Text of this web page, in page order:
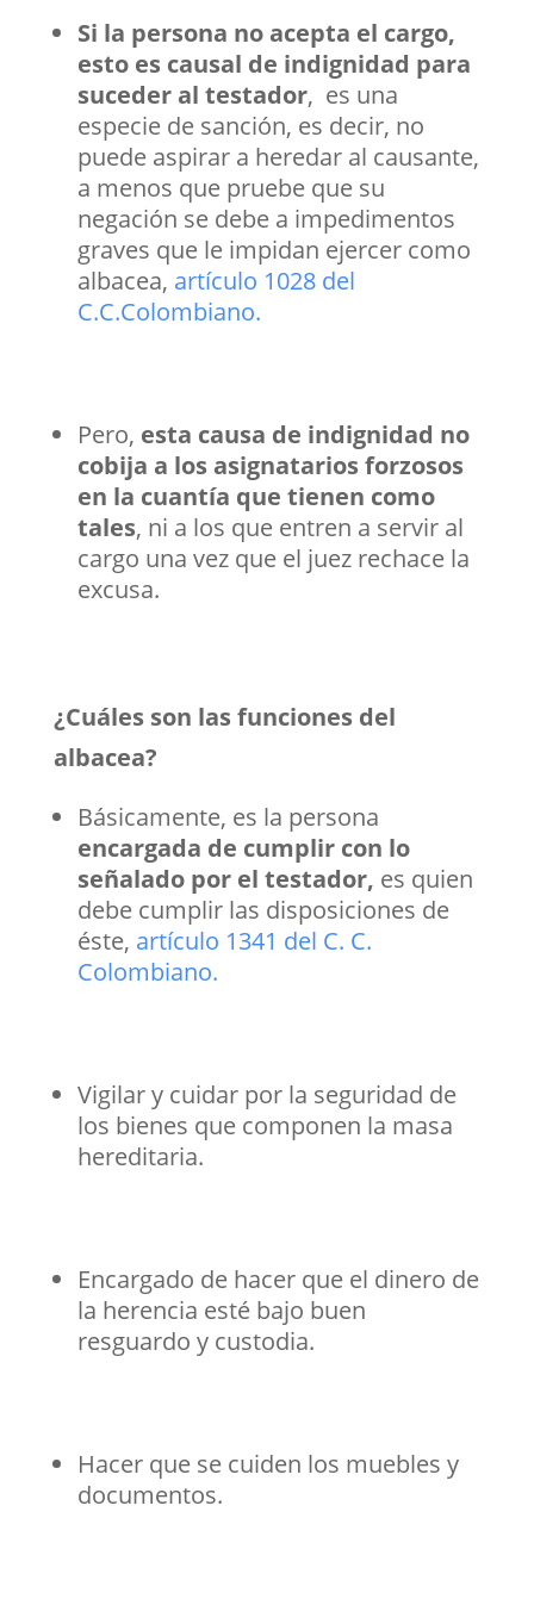
Si la persona no acepta el cargo,
esto es causal de indignidad para
suceder al testador, es una
especie de sanción, es decir, no
puede aspirar a heredar al causante,
a menos que pruebe que su
negación se debe a impedimentos
graves que le impidan ejercer como
albacea, artículo 1028 del
C.C.Colombiano.
Pero, esta causa de indignidad no
cobija a los asignatarios forzosos
en la cuantía que tienen como
tales, ni a los que entren a servir al
cargo una vez que el juez rechace la
excusa.
¿Cuáles son las funciones del
albacea?
Básicamente, es la persona
encargada de cumplir con lo
señalado por el testador, es quien
debe cumplir las disposiciones de
éste, artículo 1341 del C. C.
Colombiano.
Vigilar y cuidar por la seguridad de
los bienes que componen la masa
hereditaria.
Encargado de hacer que el dinero de
la herencia esté bajo buen
resguardo y custodia.
Hacer que se cuiden los muebles y
documentos.